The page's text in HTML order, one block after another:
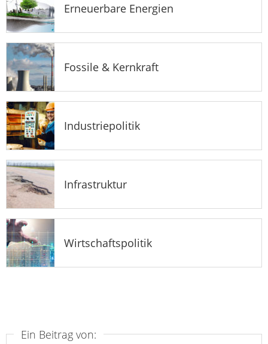
Erneuerbare Energien
Fossile & Kernkraft
Industriepolitik
Infrastruktur
Wirtschaftspolitik
Ein Beitrag von: